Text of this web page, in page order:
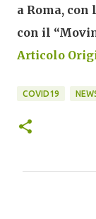
a Roma, con
con il
Articolo
COVID19